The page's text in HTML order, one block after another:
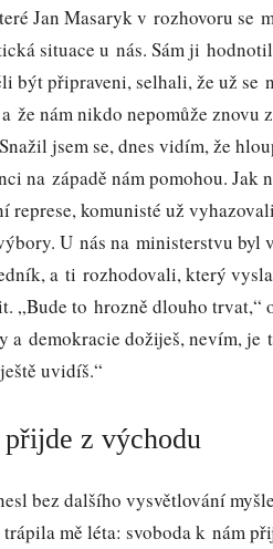
Jan Masaryk v rozhovoru se
situace u nás. Sám ji
být připraveni, selhali, že už se
že nám nikdo nepomůže znovu
jsem se, dnes vidím, že
na západě nám pomohou.
represe, komunisté už
U nás na ministerstvu byl
a ti rozhodovali, který
„Bude to hrozně dlouho trvat,“
a demokracie dožiješ, nevím, je
uvidíš.“
přijde z východu
bez dalšího vysvětlování
mě léta: svoboda k nám